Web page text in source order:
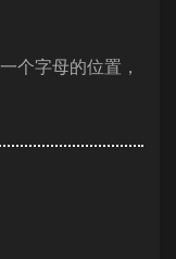
个字母的位置，